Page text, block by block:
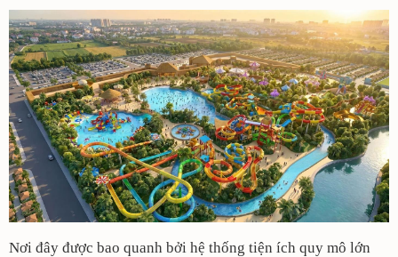
Nơi đây được bao quanh bởi hệ thống tiện ích quy mô lớn